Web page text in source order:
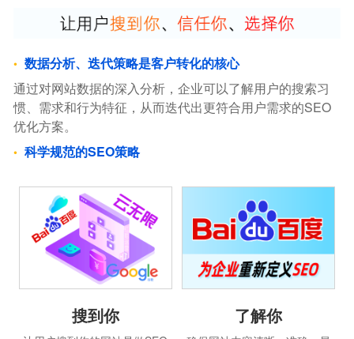
数据分析、迭代策略是客户转化的核心
通过对网站数据的深入分析，企业可以了解用户的搜索习
惯、需求和行为特征，从而迭代出更符合用户需求的SEO
优化方案。
科学规范的SEO策略
搜到你 了解你